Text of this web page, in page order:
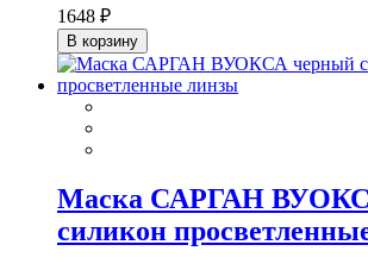
1648 ₽
В корзину
Маска САРГАН
силикон